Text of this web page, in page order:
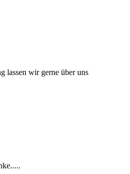
lassen wir gerne über uns